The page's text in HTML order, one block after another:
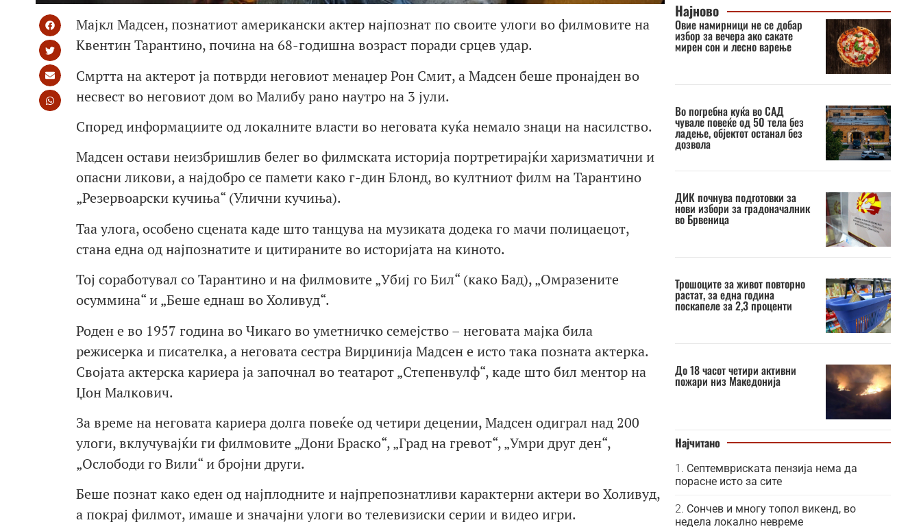
Мајкл Мадсен, познатиот американски актер најпознат по своите улоги во филмовите на
Квентин Тарантино, почина на 68-годишна возраст поради срцев удар.
Смртта на актерот ја потврди неговиот менаџер Рон Смит, а Мадсен беше пронајден во
несвест во неговиот дом во Малибу рано наутро на 3 јули.
Според информациите од локалните власти во неговата куќа немало знаци на насилство.
Мадсен остави неизбришлив белег во филмската историја портретирајќи харизматични и
опасни ликови, а најдобро се памети како г-дин Блонд, во култниот филм на Тарантино
„Резервоарски кучиња“ (Улични кучиња).
Таа улога, особено сцената каде што танцува на музиката додека го мачи полицаецот,
стана една од најпознатите и цитираните во историјата на киното.
Тој соработувал со Тарантино и на филмовите „Убиј го Бил“ (како Бад), „Омразените
осуммина“ и „Беше еднаш во Холивуд“.
Роден е во 1957 година во Чикаго во уметничко семејство – неговата мајка била
режисерка и писателка, а неговата сестра Вирџинија Мадсен е исто така позната актерка.
Својата актерска кариера ја започнал во театарот „Степенвулф“, каде што бил ментор на
Џон Малкович.
За време на неговата кариера долга повеќе од четири децении, Мадсен одиграл над 200
улоги, вклучувајќи ги филмовите „Дони Браско“, „Град на гревот“, „Умри друг ден“,
„Ослободи го Вили“ и бројни други.
Беше познат како еден од најплодните и најпрепознатливи карактерни актери во Холивуд,
а покрај филмот, имаше и значајни улоги во телевизиски серии и видео игри.
Најново
Овие намирници не се добар
избор за вечера ако сакате
мирен сон и лесно варење
Во погребна куќа во САД
чувале повеќе од 50 тела без
ладење, објектот останал без
дозвола
ДИК почнува подготовки за
нови избори за градоначалник
во Брвеница
Трошоците за живот повторно
растат, за една година
поскапеле за 2,3 проценти
До 18 часот четири активни
пожари низ Македонија
Најчитано
Септемвриската пензија нема да
порасне исто за сите
Сончев и многу топол викенд, во
недела локално невреме